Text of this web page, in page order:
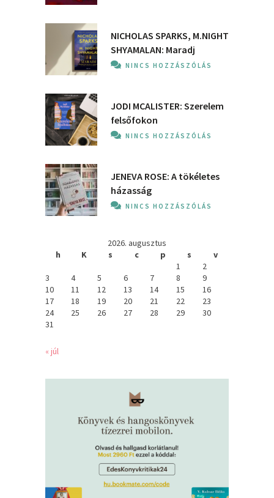
NICHOLAS SPARKS, M.NIGHT
SHYAMALAN: Maradj
NINCS HOZZÁSZÓLÁS
JODI MCALISTER: Szerelem
felsőfokon
NINCS HOZZÁSZÓLÁS
JENEVA ROSE: A ​tökéletes
házasság
NINCS HOZZÁSZÓLÁS
2026. augusztus
h
K s c p s
v
1
2
3
4 5 6 7 8
9
10
11 12 13 14 15
16
17
18 19 20 21 22
23
24
25 26 27 28 29
30
31
« júl